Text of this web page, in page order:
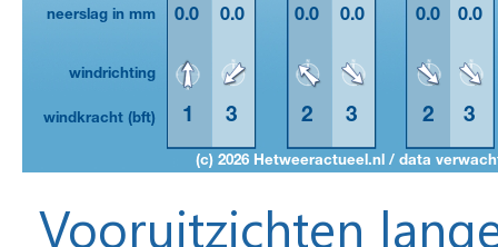
Vooruitzichten